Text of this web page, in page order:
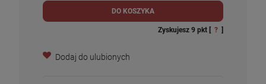
DO KOSZYKA
Zyskujesz 9 pkt [ ? ]
Dodaj do ulubionych